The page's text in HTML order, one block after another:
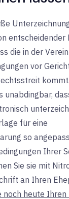
entscheidender
die in der
vor
unabdingbar,
für eine
so
Ihrer
Sie sie mit
an Ihren
noch heute